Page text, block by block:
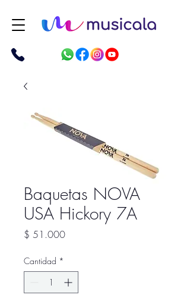
Baquetas NOVA
USA Hickory 7A
$ 51.000Precio
Cantidad *